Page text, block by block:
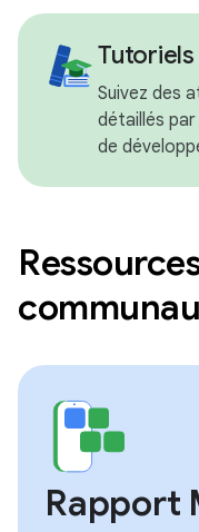
Tutoriels
Suivez des
détaillés
de
Rapport